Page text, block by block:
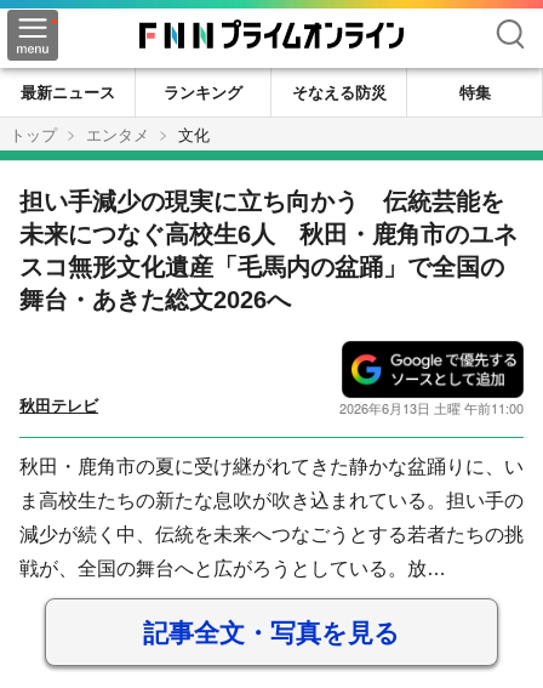
検索
最新ニュース ランキング そなえる防災
特集
トップ
エンタメ 文化
担い手減少の現実に立ち向かう 伝統芸能を
未来につなぐ高校生6人 秋田・鹿角市のユネ
スコ無形文化遺産「毛馬内の盆踊」で全国の
舞台・あきた総文2026へ
秋田テレビ 2026年6月13日 土曜 午前11:00
秋田・鹿角市の夏に受け継がれてきた静かな盆踊りに、い
ま高校生たちの新たな息吹が吹き込まれている。担い手の
減少が続く中、伝統を未来へつなごうとする若者たちの挑
戦が、全国の舞台へと広がろうとしている。放…
記事全文・写真を見る